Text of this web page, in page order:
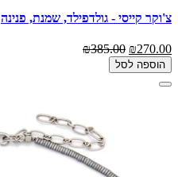
צ'וקר קייסי - גולדפילד, שמנת, פנינה
₪270.00
₪385.00
הוספה לסל